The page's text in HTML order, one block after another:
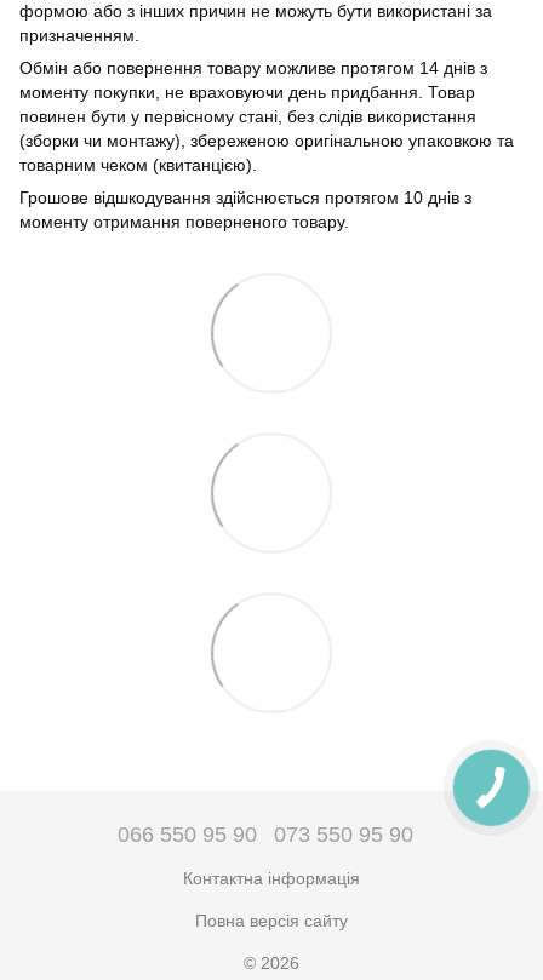
формою або з інших причин не можуть бути використані за
призначенням.
Обмін або повернення товару можливе протягом 14 днів з
моменту покупки, не враховуючи день придбання. Товар
повинен бути у первісному стані, без слідів використання
(зборки чи монтажу), збереженою оригінальною упаковкою та
товарним чеком (квитанцією).
Грошове відшкодування здійснюється протягом 10 днів з
моменту отримання поверненого товару.
066 550 95 90 073 550 95 90
Контактна інформація
Повна версія сайту
© 2026